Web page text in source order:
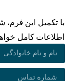
با تکمیل این
اطلاعات کامل